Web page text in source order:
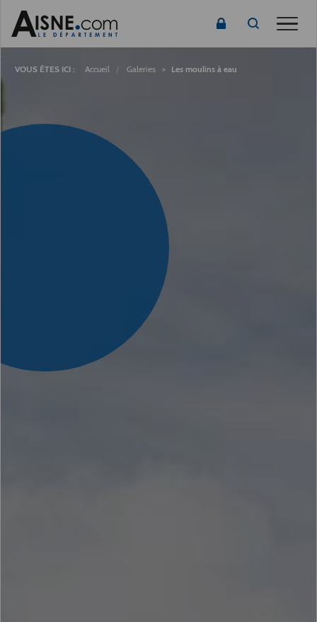
Fil
d'Ariane
Accueil Galeries Les moulins à eau